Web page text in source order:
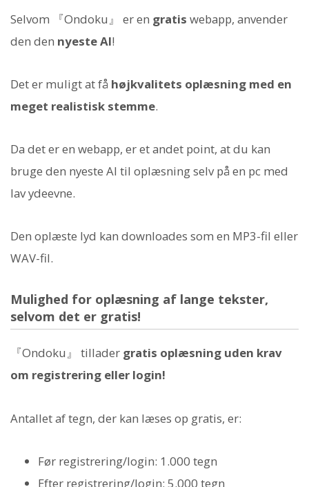
Selvom 『Ondoku』 er en gratis webapp, anvender
den den nyeste AI!
Det er muligt at få højkvalitets oplæsning med en
meget realistisk stemme.
Da det er en webapp, er et andet point, at du kan
bruge den nyeste AI til oplæsning selv på en pc med
lav ydeevne.
Den oplæste lyd kan downloades som en MP3-fil eller
WAV-fil.
Mulighed for oplæsning af lange tekster,
selvom det er gratis!
『Ondoku』 tillader gratis oplæsning uden krav
om registrering eller login!
Antallet af tegn, der kan læses op gratis, er:
Før registrering/login: 1.000 tegn
Efter registrering/login: 5.000 tegn